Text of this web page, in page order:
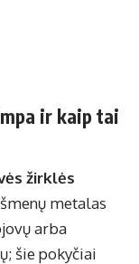
ir kaip tai
žirklės
metalas
arba
šie pokyčiai